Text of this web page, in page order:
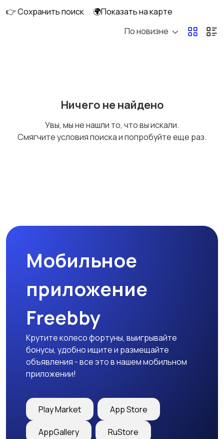
Водные виды спорта
Тренажеры и фитнес Спортивное питание
Другое
👉 Сохранить поиск
🌍Показать на карте
По новизне
Ничего не найдено
Увы, мы не нашли то, что вы искали.
Смягчите условия поиска и попробуйте еще раз.
Мобильное
приложение
Freebby
Крутите колесо фортуны, выигрывайте
бонусы, удобно ищите и размещайте
объявления - все это в нашем мобильном
приложении!
Play Market App Store
AppGallery RuStore